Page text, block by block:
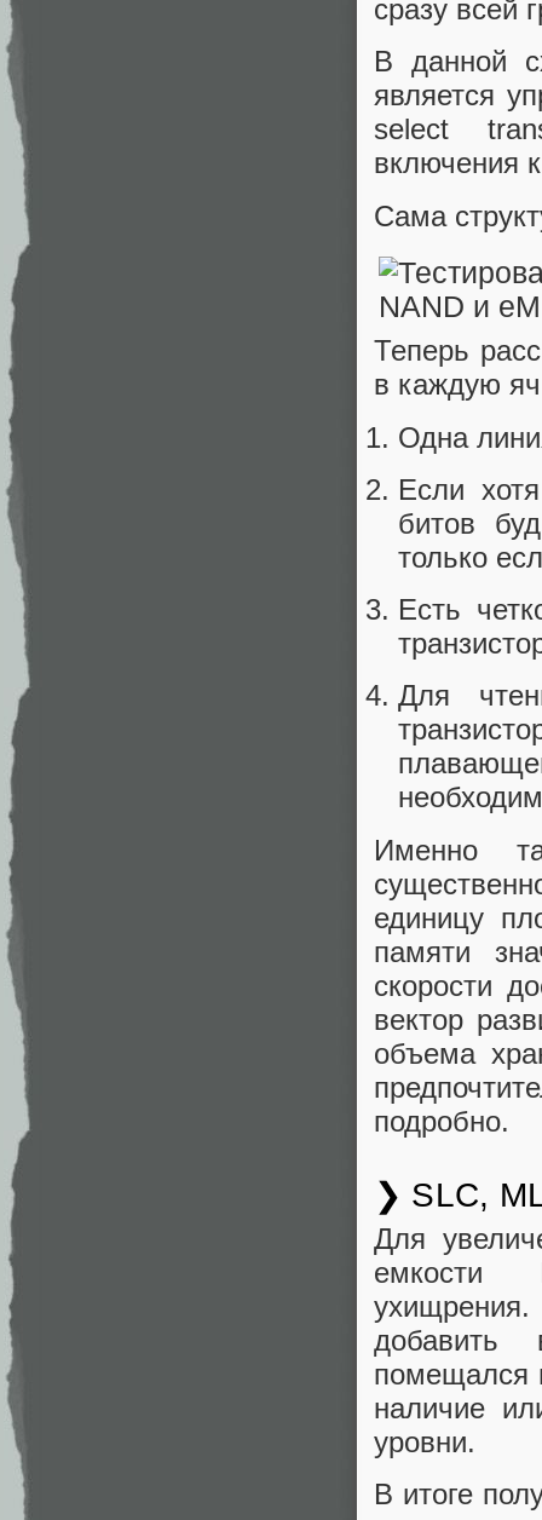
сразу всей
В данной
является
select
включения
Сама
Теперь
в каждую
Одна
Если
битов
только
Есть
Для
Именно
единицу
памяти
скорости
вектор
объема
подробно.
❯ SLC,
Для
емкости
добавить
помещался
наличие
уровни.
В итоге